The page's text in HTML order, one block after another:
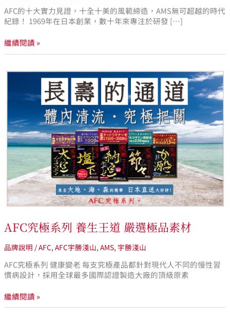
AFC的十大實力見證，十全十美的風範締造，AMS無可超越的時代
紀錄！ 1969年在日本創業，數十年來專注於研發 […]
繼續閱讀 »
AFC究極系列 養生王道 嚴選極品素材
品牌說明 /AFC, AFC宇勝淺山, AMS, 宇勝淺山
AFC究極系列 健康變老 每支究極產品都針對現代人不同的慢性習
慣病設計，採用全球最多國際認證製造大廠的頂級原素
AFC
極
系
養
生
王
道
嚴
選
極
品
素
繼續閱讀 »